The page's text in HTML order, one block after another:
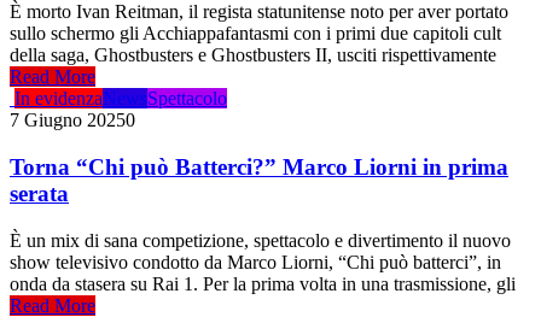
È morto Ivan Reitman, il regista statunitense noto per aver portato
sullo schermo gli Acchiappafantasmi con i primi due capitoli cult
della saga, Ghostbusters e Ghostbusters II, usciti rispettivamente
Read More
In evidenzaNewsSpettacolo
7 Giugno 20250
Torna “Chi può Batterci?” Marco Liorni in prima
serata
È un mix di sana competizione, spettacolo e divertimento il nuovo
show televisivo condotto da Marco Liorni, “Chi può batterci”, in
onda da stasera su Rai 1. Per la prima volta in una trasmissione, gli
Read More